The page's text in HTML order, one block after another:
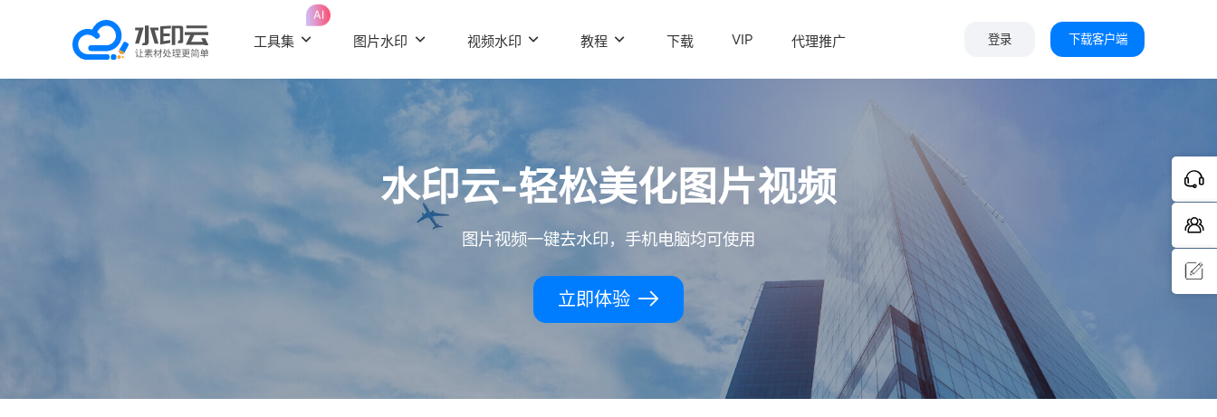
工具集
AI
图片水印 视频水印 教程 下载 VIP 代理推广 登录 下载客户端
水印云-轻松美化图片视频
图片视频一键去水印，手机电脑均可使用
立即体验